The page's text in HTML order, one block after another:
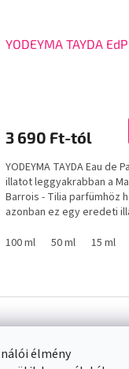
élmény
YODEYMA TAYDA EdP
értékelése
ből
3,7
csillag.
3 690 Ft-tól
YODEYMA TAYDA Eau de
illatot leggyakrabban a
Barrois - Tilia parfümhöz
azonban ez egy eredeti
100 ml
50 ml 15 ml
i
t